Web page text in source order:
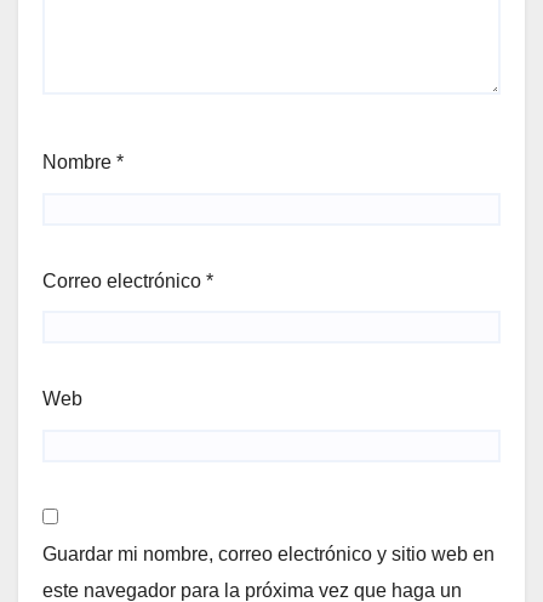
Nombre *
Correo electrónico *
Web
Guardar mi nombre, correo electrónico y sitio web en
este navegador para la próxima vez que haga un